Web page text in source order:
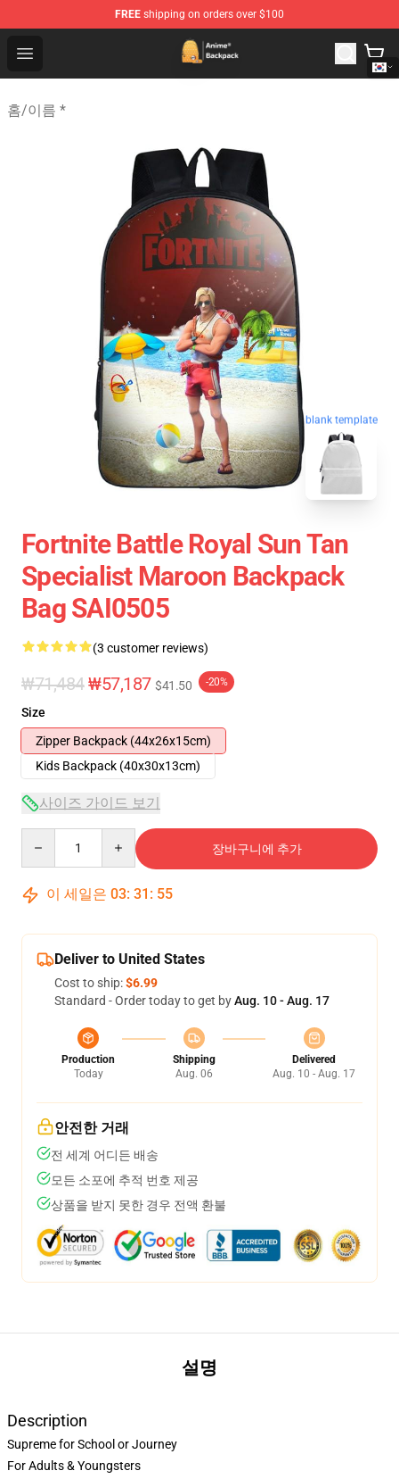
FREE shipping on orders over $100
Open menu
Anime Backpack Shop - Official Anime Backpack Store
홈/이름 *
blank template
Fortnite Battle Royal Sun Tan
Specialist Maroon Backpack
Bag SAI0505
(3 customer reviews)
₩71,484₩57,187 $41.50 -20%
Size
Zipper Backpack (44x26x15cm)
Kids Backpack (40x30x13cm)
사이즈 가이드 보기
장바구니에 추가
이 세일은 03: 31 : 54
Deliver to United States
Cost to ship:$6.99
Standard - Order today to get byAug. 10 - Aug. 17
Production
Today
Shipping
Aug. 06
Delivered
Aug. 10 - Aug. 17
안전한 거래
전 세계 어디든 배송
모든 소포에 추적 번호 제공
상품을 받지 못한 경우 전액 환불
설명
Description
Supreme for School or Journey
For Adults & Youngsters